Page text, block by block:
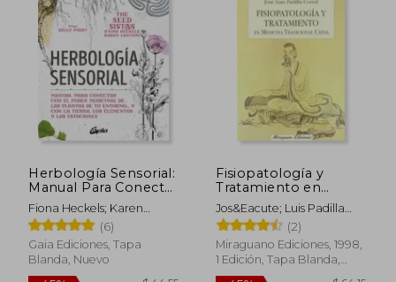
45%
dcto.
$ 42.04 45%
dcto.
Herbología Sensorial:
Manual Para Conectar
con el Poder
Medicinal de las
Plantas de tu
Entorno… y con la
Tierra, los Elementos
Fiona Heckels; Karen
Lawton
(6)
Gaia Ediciones, Tapa
Blanda, Nuevo
Fisiopatología y
Tratamiento en
Medicina Tradicional
China
Jos&Eacute; Luis Padilla
Corral
(2)
Miraguano Ediciones, 1998,
1 Edición, Tapa Blanda,
Nuevo